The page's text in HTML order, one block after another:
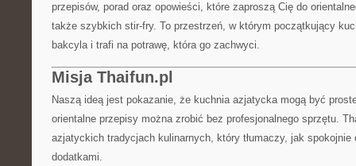
przepisów, porad oraz opowieści, które zaproszą Cię do
także szybkich stir-fry. To przestrzeń, w którym początkujący
bakcyla i trafi na potrawę, która go zachwyci.
Misja Thaifun.pl
Naszą ideą jest pokazanie, że kuchnia azjatycka mogą być
orientalne przepisy można zrobić bez profesjonalnego sprzętu.
azjatyckich tradycjach kulinarnych, który tłumaczy, jak
dodatkami.